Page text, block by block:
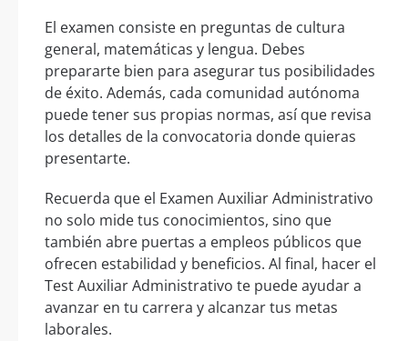
El examen consiste en preguntas de cultura
general, matemáticas y lengua. Debes
prepararte bien para asegurar tus posibilidades
de éxito. Además, cada comunidad autónoma
puede tener sus propias normas, así que revisa
los detalles de la convocatoria donde quieras
presentarte.
Recuerda que el Examen Auxiliar Administrativo
no solo mide tus conocimientos, sino que
también abre puertas a empleos públicos que
ofrecen estabilidad y beneficios. Al final, hacer el
Test Auxiliar Administrativo te puede ayudar a
avanzar en tu carrera y alcanzar tus metas
laborales.